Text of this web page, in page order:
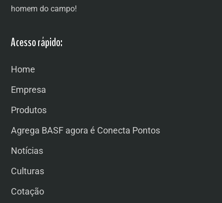
homem do campo!
Acesso rápido:
Home
Empresa
Produtos
Agrega BASF agora é Conecta Pontos
Notícias
Culturas
Cotação